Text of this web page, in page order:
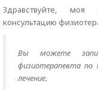
Здравствуйте, моя
консультацию
Вы можете
физиотерапевта
лечение.